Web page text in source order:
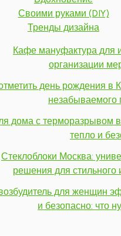
Своими руками (DIY)
Тренды дизайна
Кафе мануфактура для
организации
день рождения в
незабываемого
дома с терморазрывом в
тепло и
Стеклоблоки Москва:
решения для стильного
для женщин
и безопасно: что